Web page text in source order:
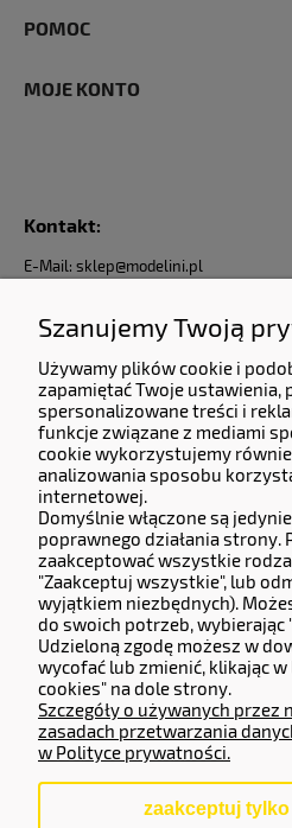
POMOC
MOJE KONTO
Kontakt:
E-Mail: sklep@modelini.pl
Dane Firmy:
KERMITCLOUDS LTD
13 High Birch Court 79 Park Road,
New Barnet, Barnet, England, EN4 9QG
Company number 14133071.
Adres do zwrotów i
Częstochowska 77, 62-800 Kalisz.
Operator Płatności
Szanujemy Twoją
Używamy plików cookie i
zapamiętać Twoje ustawienia,
spersonalizowane treści i
funkcje związane z mediami
cookie wykorzystujemy
analizowania sposobu
internetowej.
Domyślnie włączone są
poprawnego działania strony.
zaakceptować wszystkie
"Zaakceptuj wszystkie", lub
wyjątkiem niezbędnych).
do swoich potrzeb, wybierając
Udzieloną zgodę możesz w
wycofać lub zmienić, klikając
cookies" na dole strony.
Szczegóły o używanych przez
zasadach przetwarzania
w Polityce prywatności.
zaakceptuj